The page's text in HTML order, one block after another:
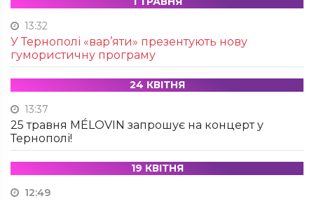
13:32
У Тернополі «вар’яти» презентують нову
гумористичну програму
24 КВІТНЯ
13:37
25 травня MÉLOVIN запрошує на концерт у
Тернополі!
19 КВІТНЯ
12:49